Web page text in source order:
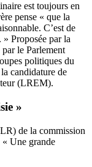
est toujours en
pense « que la
C’est de
» Proposée par la
le Parlement
politiques du
candidature de
(LREM).
»
de la commission
« Une grande